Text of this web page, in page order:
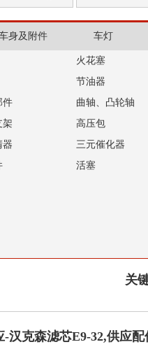
身及附件 车灯
火花塞
节油器
件
曲轴、凸轮轴
架
高压包
器
三元催化器
活塞
关
-汉克森滤芯E9-32,供应配